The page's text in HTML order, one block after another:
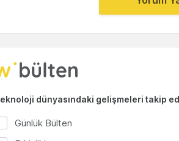
dünyasındaki gelişmeleri takip
Günlük Bülten